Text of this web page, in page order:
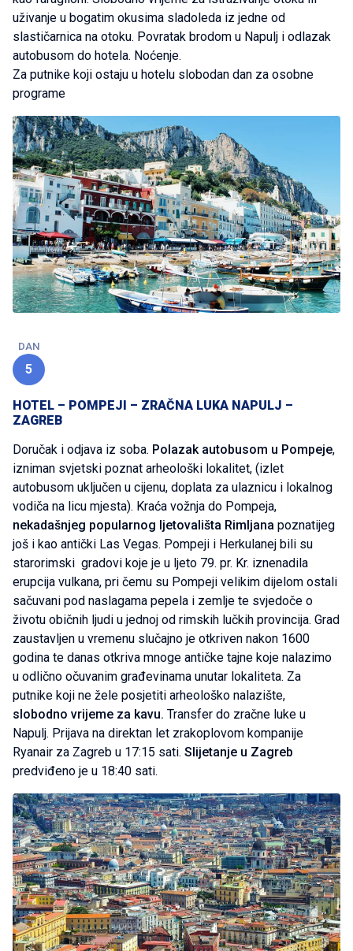
uživanje u bogatim okusima sladoleda iz jedne od
slastičarnica na otoku. Povratak brodom u Napulj i odlazak
autobusom do hotela. Noćenje.
Za putnike koji ostaju u hotelu slobodan dan za osobne
programe
DAN
5
HOTEL – POMPEJI – ZRAČNA LUKA NAPULJ –
ZAGREB
Doručak i odjava iz soba. Polazak autobusom u Pompeje,
izniman svjetski poznat arheološki lokalitet, (izlet
autobusom uključen u cijenu, doplata za ulaznicu i lokalnog
vodiča na licu mjesta). Kraća vožnja do Pompeja,
nekadašnjeg popularnog ljetovališta Rimljana poznatijeg
još i kao antički Las Vegas. Pompeji i Herkulanej bili su
starorimski gradovi koje je u ljeto 79. pr. Kr. iznenadila
erupcija vulkana, pri čemu su Pompeji velikim dijelom ostali
sačuvani pod naslagama pepela i zemlje te svjedoče o
životu običnih ljudi u jednoj od rimskih lučkih provincija. Grad
zaustavljen u vremenu slučajno je otkriven nakon 1600
godina te danas otkriva mnoge antičke tajne koje nalazimo
u odlično očuvanim građevinama unutar lokaliteta. Za
putnike koji ne žele posjetiti arheološko nalazište,
slobodno vrijeme za kavu. Transfer do zračne luke u
Napulj. Prijava na direktan let zrakoplovom kompanije
Ryanair za Zagreb u 17:15 sati. Slijetanje u Zagreb
predviđeno je u 18:40 sati.